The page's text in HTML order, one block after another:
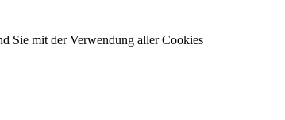
Sie mit der Verwendung aller Cookies